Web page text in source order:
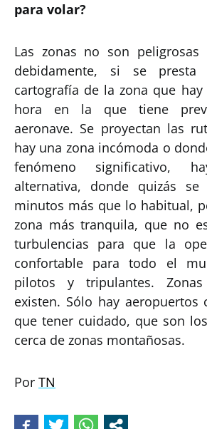
para volar?
Las zonas no son
debidamente, si se
cartografía de la zona que
hora en la que tiene
aeronave. Se proyectan las
hay una zona incómoda o
fenómeno significativo,
alternativa, donde quizás
minutos más que lo habitual,
zona más tranquila, que no
turbulencias para que la
confortable para todo el
pilotos y tripulantes.
existen. Sólo hay aeropuertos
que tener cuidado, que son
cerca de zonas montañosas.
Por TN